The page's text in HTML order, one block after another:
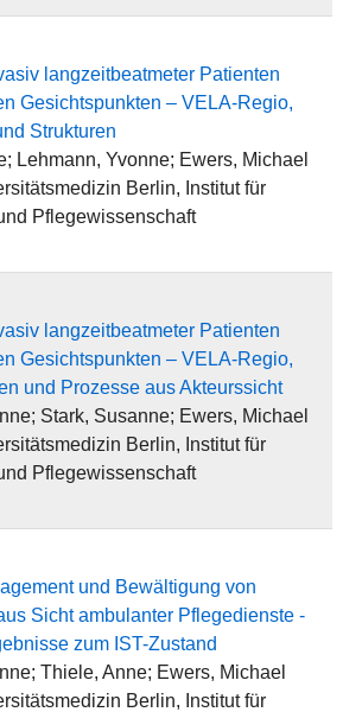
langzeitbeatmeter Patienten
Gesichtspunkten – VELA-Regio,
Strukturen
Lehmann, Yvonne; Ewers, Michael
Berlin, Institut für
Pflegewissenschaft
langzeitbeatmeter Patienten
Gesichtspunkten – VELA-Regio,
und Prozesse aus Akteurssicht
Stark, Susanne; Ewers, Michael
Berlin, Institut für
Pflegewissenschaft
und Bewältigung von
Sicht ambulanter Pflegedienste -
zum IST-Zustand
Thiele, Anne; Ewers, Michael
Berlin, Institut für